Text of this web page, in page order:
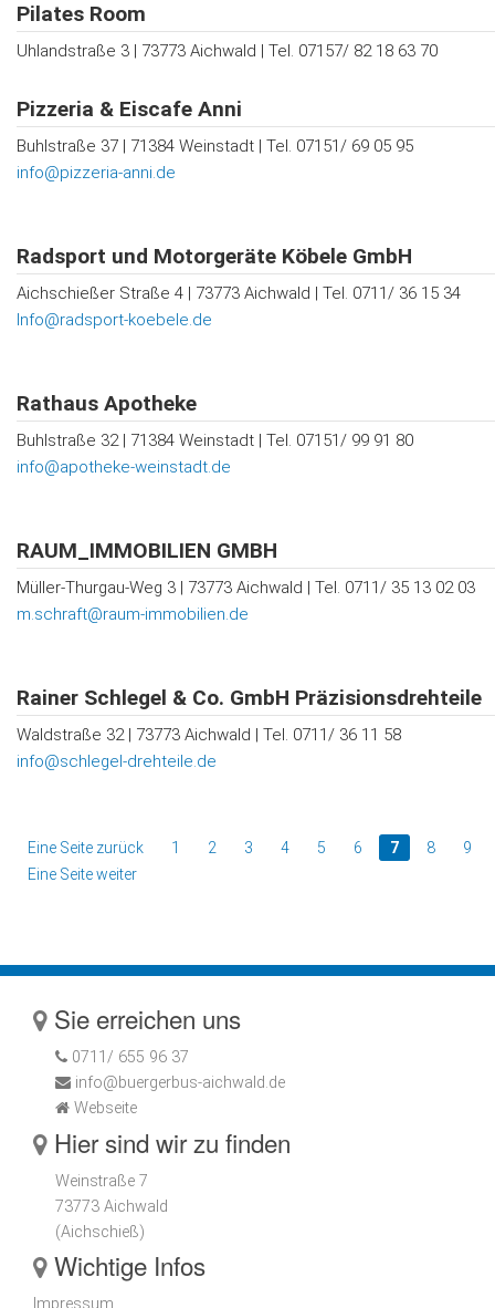
Pilates Room
Uhlandstraße 3 | 73773 Aichwald | Tel. 07157/ 82 18 63 70
Pizzeria & Eiscafe Anni
Buhlstraße 37 | 71384 Weinstadt | Tel. 07151/ 69 05 95
info@pizzeria-anni.de
Radsport und Motorgeräte Köbele GmbH
Aichschießer Straße 4 | 73773 Aichwald | Tel. 0711/ 36 15 34
Info@radsport-koebele.de
Rathaus Apotheke
Buhlstraße 32 | 71384 Weinstadt | Tel. 07151/ 99 91 80
info@apotheke-weinstadt.de
RAUM_IMMOBILIEN GMBH
Müller-Thurgau-Weg 3 | 73773 Aichwald | Tel. 0711/ 35 13 02 03
m.schraft@raum-immobilien.de
Rainer Schlegel & Co. GmbH Präzisionsdrehteile
Waldstraße 32 | 73773 Aichwald | Tel. 0711/ 36 11 58
info@schlegel-drehteile.de
Eine Seite zurück 1 2 3 4 5 6 7 8
9
Eine Seite weiter
Sie erreichen uns
0711/ 655 96 37
info@buergerbus-aichwald.de
Webseite
Hier sind wir zu finden
Weinstraße 7
73773 Aichwald
(Aichschieß)
Wichtige Infos
Impressum